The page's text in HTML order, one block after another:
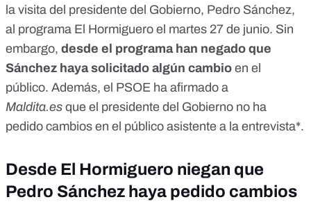
la visita del presidente del Gobierno, Pedro Sánchez,
al programa El Hormiguero el martes 27 de junio. Sin
embargo, desde el programa han negado que
Sánchez haya solicitado algún cambio en el
público. Además, el PSOE ha afirmado a
Maldita.es que el presidente del Gobierno no ha
pedido cambios en el público asistente a la entrevista*.
Desde El Hormiguero niegan que
Pedro Sánchez haya pedido cambios